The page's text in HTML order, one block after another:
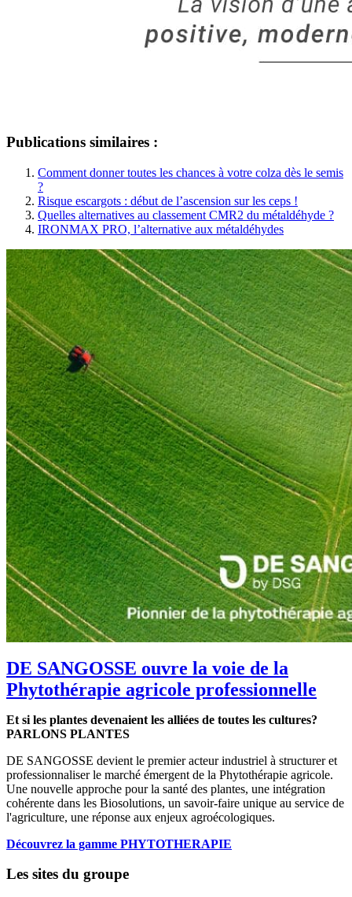
Publications similaires :
Comment donner toutes les chances à votre colza dès le semis
?
Risque escargots : début de l’ascension sur les ceps !
Quelles alternatives au classement CMR2 du métaldéhyde ?
IRONMAX PRO, l’alternative aux métaldéhydes
DE SANGOSSE ouvre la voie de la
Phytothérapie agricole professionnelle
Et si les plantes devenaient les alliées de toutes les cultures?
PARLONS PLANTES
DE SANGOSSE devient le premier acteur industriel à structurer et
professionnaliser le marché émergent de la Phytothérapie agricole.
Une nouvelle approche pour la santé des plantes, une intégration
cohérente dans les Biosolutions, un savoir-faire unique au service de
l'agriculture, une réponse aux enjeux agroécologiques.
Découvrez la gamme PHYTOTHERAPIE
Les sites du groupe